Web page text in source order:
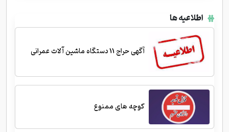
اطلاعیه ها
آگهی حراج 11 دستگاه ماشین آلات عمرانی
کوچه های ممنوع